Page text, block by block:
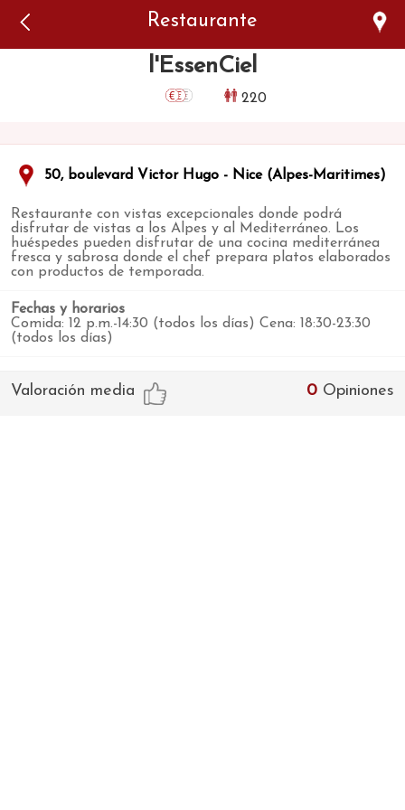
Restaurante
l'EssenCiel
220
50, boulevard Victor Hugo - Nice (Alpes-Maritimes)
Restaurante con vistas excepcionales donde podrá
disfrutar de vistas a los Alpes y al Mediterráneo. Los
huéspedes pueden disfrutar de una cocina mediterránea
fresca y sabrosa donde el chef prepara platos elaborados
con productos de temporada.
Fechas y horarios
Comida: 12 p.m.-14:30 (todos los días) Cena: 18:30-23:30
(todos los días)
0 Opiniones
Valoración media
authorized to show the cookie declaration for domain group
ID 546ddaab-b478-4440-aa8a-3b0205284212. Please add it to
the domain group in the Cookiebot Manager to authorize